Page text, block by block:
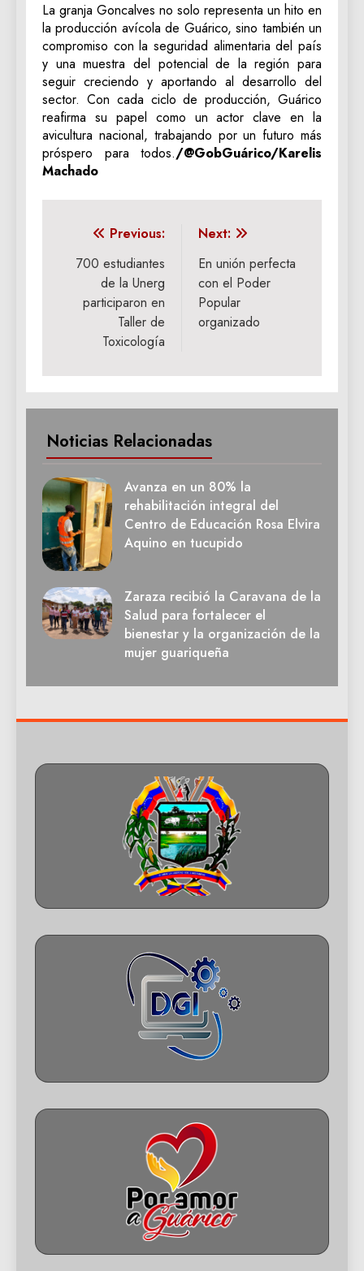
La granja Goncalves no solo representa un hito en
la producción avícola de Guárico, sino también un
compromiso con la seguridad alimentaria del país
y una muestra del potencial de la región para
seguir creciendo y aportando al desarrollo del
sector. Con cada ciclo de producción, Guárico
reafirma su papel como un actor clave en la
avicultura nacional, trabajando por un futuro más
próspero para todos./@GobGuárico/Karelis
Machado
Navegación
de
entradas
Previous:
700 estudiantes
de la Unerg
participaron en
Taller de
Toxicología
Next:
En unión perfecta
con el Poder
Popular
organizado
Noticias Relacionadas
Avanza en un 80% la
rehabilitación integral del
Centro de Educación Rosa Elvira
Aquino en tucupido
Zaraza recibió la Caravana de la
Salud para fortalecer el
bienestar y la organización de la
mujer guariqueña